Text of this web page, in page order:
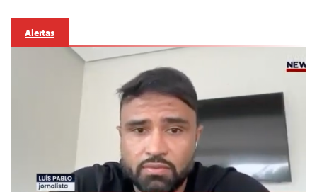
Alertas